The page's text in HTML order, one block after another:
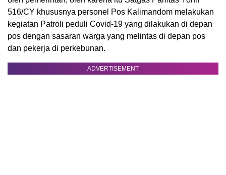
516/CY khususnya personel Pos Kalimandom melakukan
kegiatan Patroli peduli Covid-19 yang dilakukan di depan
pos dengan sasaran warga yang melintas di depan pos
dan pekerja di perkebunan.
ADVERTISEMENT